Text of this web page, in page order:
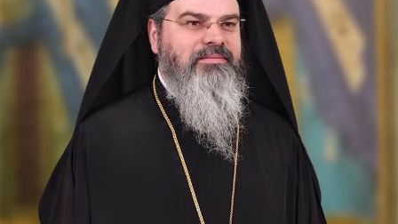
✝) Duminica a 10-a
după Rusalii
(Vindecarea
lunaticului)
În vremea aceea s-a apropiat
de Iisus un om, îngenunchind
înaintea Lui și zicându-I:
Doamne, miluiește pe fiul
meu, că este lunatic și
pătimește rău, căci adesea...